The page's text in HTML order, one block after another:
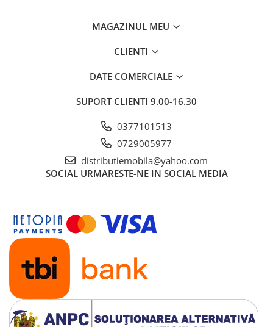
MAGAZINUL MEU
CLIENTI
DATE COMERCIALE
SUPORT CLIENTI 9.00-16.30
0377101513
0729005977
distributiemobila@yahoo.com
SOCIAL URMARESTE-NE IN SOCIAL MEDIA